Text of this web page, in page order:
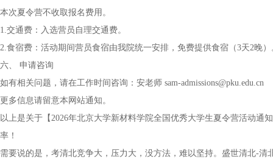
本次夏令营不收取报名费用。
1.交通费：入选营员自理交通费。
2.食宿费：活动期间营员食宿由我院统一安排，免费提供食宿（3天2晚）
六、 申请咨询
如有相关问题，请在工作时间咨询：安老师 sam-admissions@pku.edu.cn
更多信息请留意本网站通知。
以上是关于【2026年北京大学新材料学院全国优秀大学生夏令营活动
率！
需要说的是，考清北竞争大，压力大，没方法，难以坚持。盛世清北-